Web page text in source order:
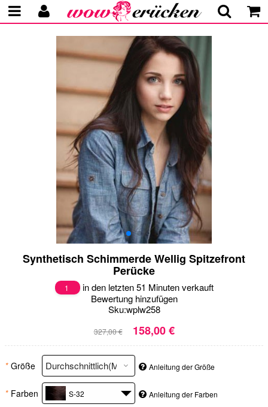
Synthetisch Schimmerde Wellig Spitzefront
Perücke
1
in den letzten 51 Minuten verkauft
Bewertung hinzufügen
Sku:wplw258
327,00 € 158,00 €
* Größe Anleitung der Größe
* Farben S-32 Anleitung der Farben